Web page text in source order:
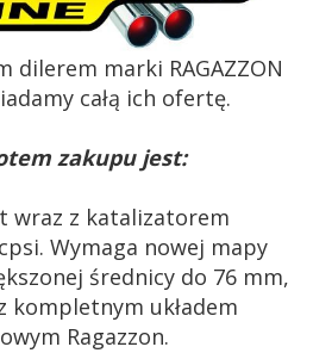
dilerem marki RAGAZZON
całą ich ofertę.
zakupu jest:
wraz z katalizatorem
Wymaga nowej mapy
średnicy do 76 mm,
kompletnym układem
Ragazzon.